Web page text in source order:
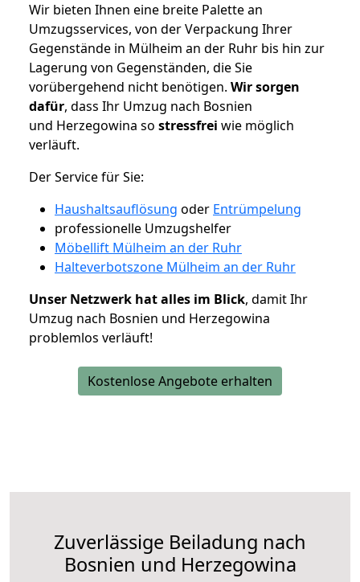
Wir bieten Ihnen eine breite Palette an
Umzugsservices, von der Verpackung Ihrer
Gegenstände in Mülheim an der Ruhr bis hin zur
Lagerung von Gegenständen, die Sie
vorübergehend nicht benötigen. Wir sorgen
dafür, dass Ihr Umzug nach Bosnien
und Herzegowina so stressfrei wie möglich
verläuft.
Der Service für Sie:
Haushaltsauflösung oder Entrümpelung
professionelle Umzugshelfer
Möbellift Mülheim an der Ruhr
Halteverbotszone Mülheim an der Ruhr
Unser Netzwerk hat alles im Blick, damit Ihr
Umzug nach Bosnien und Herzegowina
problemlos verläuft!
Kostenlose Angebote erhalten
Zuverlässige Beiladung nach
Bosnien und Herzegowina